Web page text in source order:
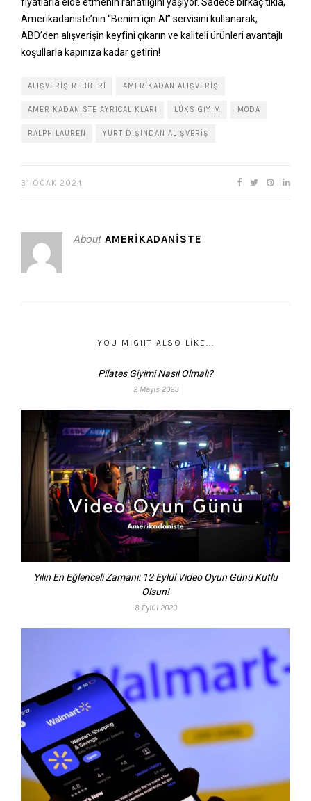
fiyatlarla elde etmenin rahatlığını yaşıyor. Sadece birkaç tıkla,
Amerikadaniste’nin “Benim için Al” servisini kullanarak,
ABD’den alışverişin keyfini çıkarın ve kaliteli ürünleri avantajlı
koşullarla kapınıza kadar getirin!
ALIŞVERIŞ REHBERI AMERIKADAN ALIŞVERIŞ
AMERIKADANISTE AYRICALIKLARI LÜKS GIYIM MODA
RALPH LAUREN YURT DIŞINDAN ALIŞVERIŞ
31 OCAK 2024
About AMERIKADANISTE
YOU MIGHT ALSO LIKE...
Pilates Giyimi Nasıl Olmalı?
2 Mayıs 2023
Yılın En Eğlenceli Zamanı: 12 Eylül Video Oyun Günü Kutlu
Olsun!
8 Eylül 2020